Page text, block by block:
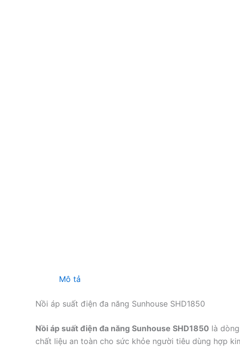
Mô tả
Nồi áp suất điện đa năng Sunhouse SHD1850
Nồi áp suất điện đa năng Sunhouse SHD1850 là
chất liệu an toàn cho sức khỏe người tiêu dùng hợp